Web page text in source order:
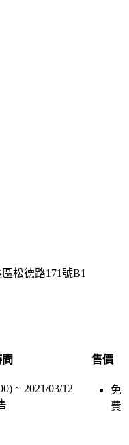
松德路171號B1
售價
~ 2021/03/12
免
費